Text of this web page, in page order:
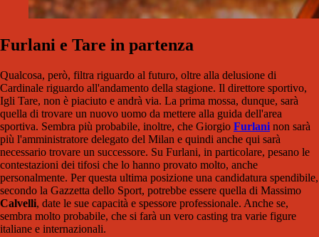
Furlani e Tare in partenza
Qualcosa, però, filtra riguardo al futuro, oltre alla delusione di
Cardinale riguardo all'andamento della stagione. Il direttore sportivo,
Igli Tare, non è piaciuto e andrà via. La prima mossa, dunque, sarà
quella di trovare un nuovo uomo da mettere alla guida dell'area
sportiva. Sembra più probabile, inoltre, che Giorgio Furlani non sarà
più l'amministratore delegato del Milan e quindi anche qui sarà
necessario trovare un successore. Su Furlani, in particolare, pesano le
contestazioni dei tifosi che lo hanno provato molto, anche
personalmente. Per questa ultima posizione una candidatura spendibile,
secondo la Gazzetta dello Sport, potrebbe essere quella di Massimo
Calvelli, date le sue capacità e spessore professionale. Anche se,
sembra molto probabile, che si farà un vero casting tra varie figure
italiane e internazionali.